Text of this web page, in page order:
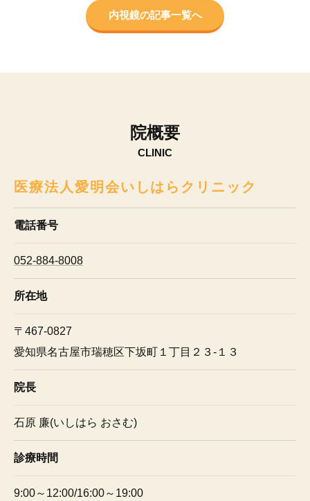
内視鏡の記事一覧へ
院概要
CLINIC
医療法人愛明会いしはらクリニック
電話番号
052-884-8008
所在地
〒467-0827
愛知県名古屋市瑞穂区下坂町１丁目２３-１３
院長
石原 廉(いしはら おさむ)
診療時間
9:00～12:00/16:00～19:00